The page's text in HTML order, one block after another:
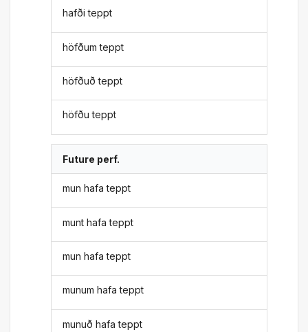
hafði teppt
höfðum teppt
höfðuð teppt
höfðu teppt
Future perf.
mun hafa teppt
munt hafa teppt
mun hafa teppt
munum hafa teppt
munuð hafa teppt